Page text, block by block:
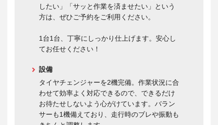
したい」「サッと作業を済ませたい」という
方は、ぜひご予約をご利用ください。
1台1台、丁寧にしっかり仕上げます。安心し
てお任せください！
設備
タイヤチェンジャーを2機完備。作業状況に合
わせて効率よく対応できるので、できるだけ
お待たせしないよう心がけています。バラン
サーも1機備えており、走行時のブレや振動も